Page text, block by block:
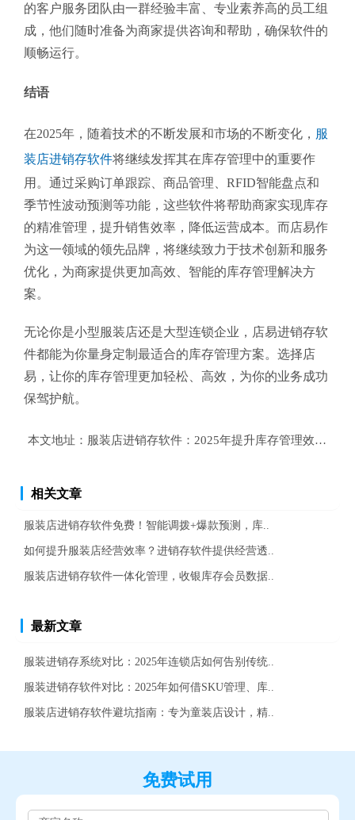
的客户服务团队由一群经验丰富、专业素养高的员工组
成，他们随时准备为商家提供咨询和帮助，确保软件的
顺畅运行。
结语
在2025年，随着技术的不断发展和市场的不断变化， 服
装店进销存软件将继续发挥其在库存管理中的重要作
用。通过采购订单跟踪、商品管理、RFID智能盘点和
季节性波动预测等功能，这些软件将帮助商家实现库存
的精准管理，提升销售效率，降低运营成本。而店易作
为这一领域的领先品牌，将继续致力于技术创新和服务
优化，为商家提供更加高效、智能的库存管理解决方
案。
无论你是小型服装店还是大型连锁企业，店易进销存软
件都能为你量身定制最适合的库存管理方案。选择店
易，让你的库存管理更加轻松、高效，为你的业务成功
保驾护航。
本文地址： 服装店进销存软件：2025年提升库存管理效率的终
相关文章
服装店进销存软件免费！智能调拨+爆款预测，库..
如何提升服装店经营效率？进销存软件提供经营透..
服装店进销存软件一体化管理，收银库存会员数据..
最新文章
服装进销存系统对比：2025年连锁店如何告别传统..
服装进销存软件对比：2025年如何借SKU管理、库..
服装店进销存软件避坑指南：专为童装店设计，精..
免费试用